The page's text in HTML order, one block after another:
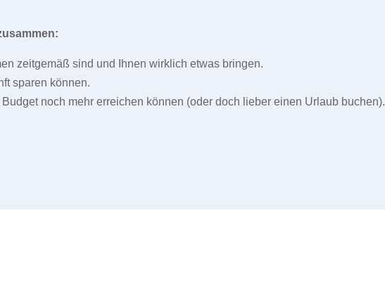
zeitgemäß sind und Ihnen wirklich etwas bringen.
sparen können.
noch mehr erreichen können (oder doch lieber einen Urlaub buchen).